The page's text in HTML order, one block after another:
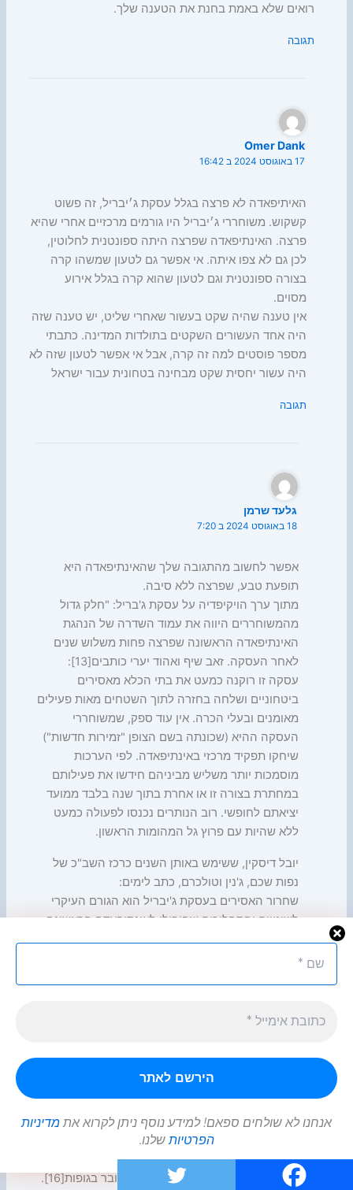
אנחנו לא שולחים ספאם! למידע נוסף ניתן לקרוא את מדיניות
הפרטיותשלנו.
רואים שלא באמת בחנת את הטענה שלך.
תגובה
Omer Dank
17 באוגוסט 2024 ב 16:42
האיתיפאדה לא פרצה בגלל עסקת ג׳יבריל, זה פשוט
קשקוש. משוחררי ג׳יבריל היו גורמים מרכזיים אחרי שהיא
פרצה. האינתיפאדה שפרצה היתה ספונטנית לחלוטין,
לכן גם לא צפו איתה. אי אפשר גם לטעון שמשהו קרה
בצורה ספונטנית וגם לטעון שהוא קרה בגלל אירוע
מסוים.
אין טענה שהיה שקט בעשור שאחרי שליט, יש טענה שזה
היה אחד העשורים השקטים בתולדות המדינה. כתבתי
מספר פוסטים למה זה קרה, אבל אי אפשר לטעון שזה לא
היה עשור יחסית שקט מבחינה בטחונית עבור ישראל
תגובה
גלעד שרמן
18 באוגוסט 2024 ב 7:20
אפשר לחשוב מהתגובה שלך שהאינתיפאדה היא
תופעת טבע, שפרצה ללא סיבה.
מתוך ערך הויקיפדיה על עסקת ג'בריל: "חלק גדול
מהמשוחררים היווה את עמוד השדרה של הנהגת
האינתיפאדה הראשונה שפרצה פחות משלוש שנים
לאחר העסקה. זאב שיף ואהוד יערי כותבים[13]:
עסקה זו רוקנה כמעט את בתי הכלא מאסירים
ביטחוניים ושלחה בחזרה לתוך השטחים מאות פעילים
מאומנים ובעלי הכרה. אין עוד ספק, שמשוחררי
העסקה ההיא (שכונתה בשם הצופן "זמירות חדשות")
שיחקו תפקיד מרכזי באינתיפאדה. לפי הערכות
מוסמכות יותר משליש מביניהם חידשו את פעילותם
במחתרת בצורה זו או אחרת בתוך שנה בלבד ממועד
יציאתם לחופשי. רוב הנותרים נכנסו לפעולה כמעט
ללא שהיות עם פרוץ גל המהומות הראשון.
יובל דיסקין, ששימש באותן השנים כרכז השב"כ של
נפות שכם, ג'נין וטולכרם, כתב לימים:
שחרור האסירים בעסקת ג'יבריל הוא הגורם העיקרי
לשינויים והתהליכים שהובילו לאינתיפאדה הראשונה.
האסירים ששוחררה אז בנתה מנהיגות חדשה קיצונית
ברגע שהתברר לי שחלק מהמשוחררים בעסקה חוזרים
לבצע פיגועים, היה לי ברור שהעסקה הייתה שגויה.
אבל אז כולנו קיבלנו ללא ערעור את עמדת שר
הביטחון, יצחק רבין, בנושא. גם לעובדה שמדובר
בשלושה שבויים חיים שלנו היה משקל רב בהחלטה.
ייתכן שהדברים היו אחרת אם היה מדובר בגופות[16].